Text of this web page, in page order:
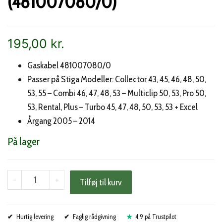
195,00 kr.
Gaskabel 481007080/0
Passer på Stiga Modeller: Collector 43, 45, 46, 48, 50,
53, 55 – Combi 46, 47, 48, 53 – Multiclip 50, 53, Pro 50,
53, Rental, Plus – Turbo 45, 47, 48, 50, 53, 53 + Excel
Årgang 2005 – 2014
På lager
-
Stiga
gaskabel
antal
+ Tilføj til kurv
Hurtig levering Faglig rådgivning 4,9 på Trustpilot